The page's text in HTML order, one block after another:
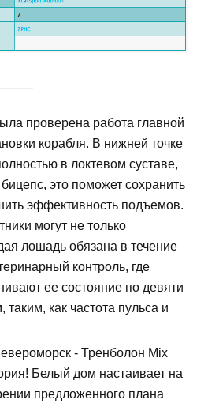
проверена работа главной
корабля. В нижней точке
в локтевом суставе,
это поможет сохранить
эффективность подъемов.
могут не только
лошадь обязана в течение
контроль, где
ее состояние по девяти
как частота пульса и
- Тренболон Mix
Белый дом настаивает на
предложенного плана